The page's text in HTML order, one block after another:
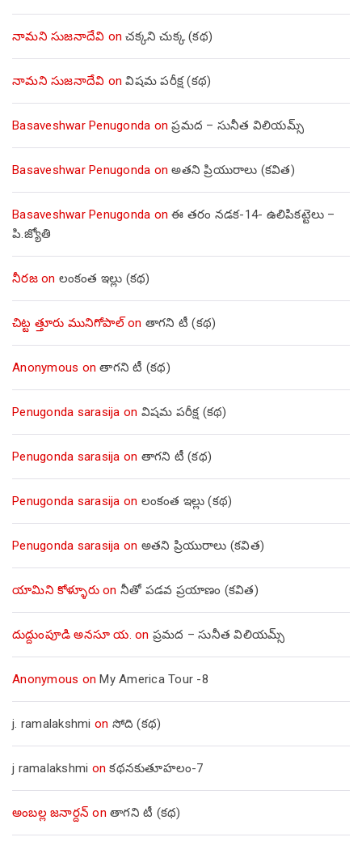
నామని సుజనాదేవి onచక్కని చుక్క (కథ)
నామని సుజనాదేవి onవిషమ పరీక్ష (క‌థ‌)
Basaveshwar Penugonda onప్రమద – సునీత విలియమ్స్
Basaveshwar Penugonda onఅతని ప్రియురాలు (కవిత)
Basaveshwar Penugonda onఈ తరం నడక-14- ఉలిపికట్టెలు –
పి.జ్యోతి
నీరజon లంకంత ఇల్లు (కథ)
చిట్ట త్తూరు మునిగోపాల్on తాగని టీ (కథ)
Anonymous onతాగని టీ (కథ)
Penugonda sarasija on విషమ పరీక్ష (క‌థ‌)
Penugonda sarasija on తాగని టీ (కథ)
Penugonda sarasija on లంకంత ఇల్లు (కథ)
Penugonda sarasija on అతని ప్రియురాలు (కవిత)
యామిని కోళ్ళూరుon నీతో పడవ ప్రయాణం (కవిత)
దుద్దుంపూడి అనసూ య. on ప్రమద – సునీత విలియమ్స్
Anonymous onMy America Tour -8
j. ramalakshmi on సోది (కథ)
j ramalakshmi onకథనకుతూహలం-7
అంబల్ల జనార్దన్ on తాగని టీ (కథ)